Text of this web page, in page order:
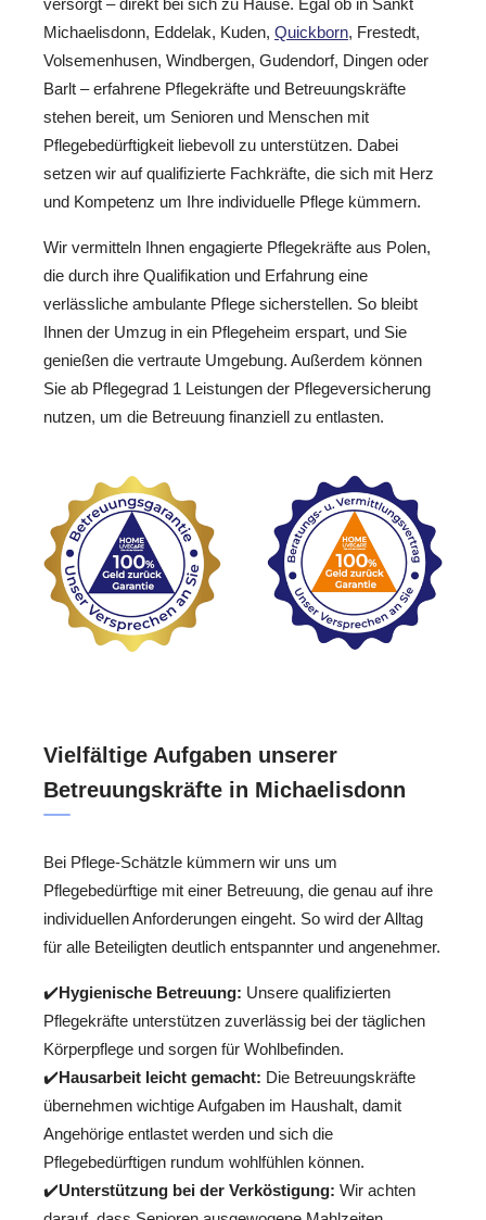
Michaelisdonn, Eddelak, Kuden, Quickborn, Frestedt,
Volsemenhusen, Windbergen, Gudendorf, Dingen oder
Barlt – erfahrene Pflegekräfte und Betreuungskräfte
stehen bereit, um Senioren und Menschen mit
Pflegebedürftigkeit liebevoll zu unterstützen. Dabei
setzen wir auf qualifizierte Fachkräfte, die sich mit Herz
und Kompetenz um Ihre individuelle Pflege kümmern.
Wir vermitteln Ihnen engagierte Pflegekräfte aus Polen,
die durch ihre Qualifikation und Erfahrung eine
verlässliche ambulante Pflege sicherstellen. So bleibt
Ihnen der Umzug in ein Pflegeheim erspart, und Sie
genießen die vertraute Umgebung. Außerdem können
Sie ab Pflegegrad 1 Leistungen der Pflegeversicherung
nutzen, um die Betreuung finanziell zu entlasten.
Vielfältige Aufgaben unserer
Betreuungskräfte in Michaelisdonn
Bei Pflege-Schätzle kümmern wir uns um
Pflegebedürftige mit einer Betreuung, die genau auf ihre
individuellen Anforderungen eingeht. So wird der Alltag
für alle Beteiligten deutlich entspannter und angenehmer.
✔️Hygienische Betreuung: Unsere qualifizierten
Pflegekräfte unterstützen zuverlässig bei der täglichen
Körperpflege und sorgen für Wohlbefinden.
✔️Hausarbeit leicht gemacht: Die Betreuungskräfte
übernehmen wichtige Aufgaben im Haushalt, damit
Angehörige entlastet werden und sich die
Pflegebedürftigen rundum wohlfühlen können.
✔️Unterstützung bei der Verköstigung: Wir achten